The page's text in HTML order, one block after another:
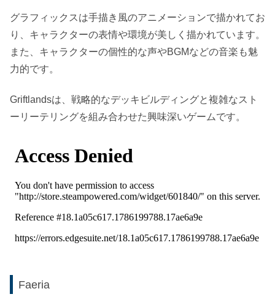
グラフィックスは手描き風のアニメーションで描かれてお
り、キャラクターの表情や環境が美しく描かれています。
また、キャラクターの個性的な声やBGMなどの音楽も魅
力的です。
Griftlandsは、戦略的なデッキビルディングと複雑なスト
ーリーテリングを組み合わせた興味深いゲームです。
Faeria